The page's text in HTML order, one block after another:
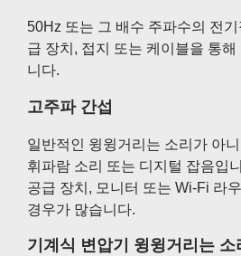
50Hz 또는 그 배수 주파수의 전
급 장치, 접지 또는 케이블을 통
니다.
고주파 간섭
일반적인 윙윙거리는 소리가 아
휘파람 소리 또는 디지털 잡음입
공급 장치, 모니터 또는 Wi-Fi 라
경우가 많습니다.
기계식 변압기 윙윙거리는 소